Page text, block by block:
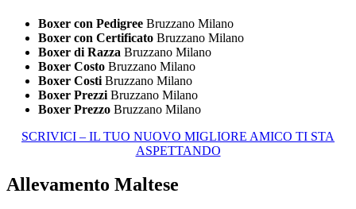
Boxer con Pedigree Bruzzano Milano
Boxer con Certificato Bruzzano Milano
Boxer di Razza Bruzzano Milano
Boxer Costo Bruzzano Milano
Boxer Costi Bruzzano Milano
Boxer Prezzi Bruzzano Milano
Boxer Prezzo Bruzzano Milano
SCRIVICI – IL TUO NUOVO MIGLIORE AMICO TI STA
ASPETTANDO
Allevamento Maltese